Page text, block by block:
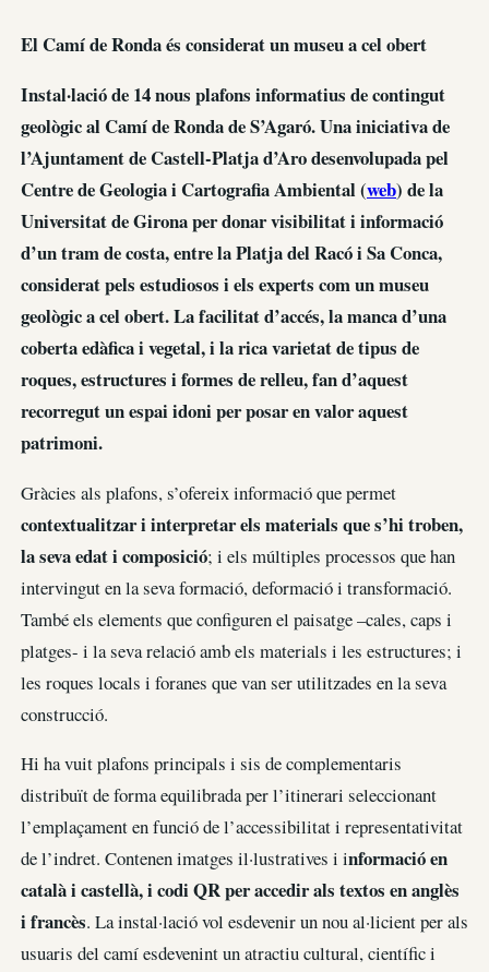
El Camí de Ronda és considerat un museu a cel obert
Instal·lació de 14 nous plafons informatius de contingut
geològic al Camí de Ronda de S’Agaró. Una iniciativa de
l’Ajuntament de Castell-Platja d’Aro desenvolupada pel
Centre de Geologia i Cartografia Ambiental (web) de la
Universitat de Girona per donar visibilitat i informació
d’un tram de costa, entre la Platja del Racó i Sa Conca,
considerat pels estudiosos i els experts com un museu
geològic a cel obert. La facilitat d’accés, la manca d’una
coberta edàfica i vegetal, i la rica varietat de tipus de
roques, estructures i formes de relleu, fan d’aquest
recorregut un espai idoni per posar en valor aquest
patrimoni.
Gràcies als plafons, s’ofereix informació que permet
contextualitzar i interpretar els materials que s’hi troben,
la seva edat i composició; i els múltiples processos que han
intervingut en la seva formació, deformació i transformació.
També els elements que configuren el paisatge –cales, caps i
platges- i la seva relació amb els materials i les estructures; i
les roques locals i foranes que van ser utilitzades en la seva
construcció.
Hi ha vuit plafons principals i sis de complementaris
distribuït de forma equilibrada per l’itinerari seleccionant
l’emplaçament en funció de l’accessibilitat i representativitat
de l’indret. Contenen imatges il·lustratives i informació en
català i castellà, i codi QR per accedir als textos en anglès
i francès. La instal·lació vol esdevenir un nou al·licient per als
usuaris del camí esdevenint un atractiu cultural, científic i